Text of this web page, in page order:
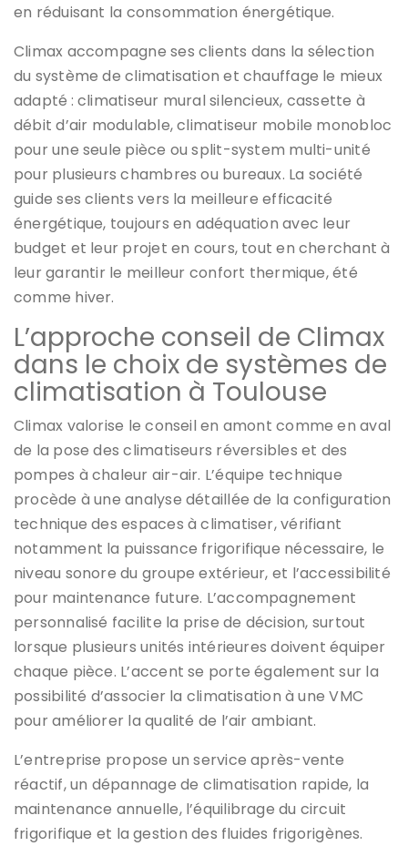
en réduisant la consommation énergétique.
Climax accompagne ses clients dans la sélection
du système de climatisation et chauffage le mieux
adapté : climatiseur mural silencieux, cassette à
débit d’air modulable, climatiseur mobile monobloc
pour une seule pièce ou split-system multi-unité
pour plusieurs chambres ou bureaux. La société
guide ses clients vers la meilleure efficacité
énergétique, toujours en adéquation avec leur
budget et leur projet en cours, tout en cherchant à
leur garantir le meilleur confort thermique, été
comme hiver.
L’approche conseil de Climax
dans le choix de systèmes de
climatisation à Toulouse
Climax valorise le conseil en amont comme en aval
de la pose des climatiseurs réversibles et des
pompes à chaleur air-air. L’équipe technique
procède à une analyse détaillée de la configuration
technique des espaces à climatiser, vérifiant
notamment la puissance frigorifique nécessaire, le
niveau sonore du groupe extérieur, et l’accessibilité
pour maintenance future. L’accompagnement
personnalisé facilite la prise de décision, surtout
lorsque plusieurs unités intérieures doivent équiper
chaque pièce. L’accent se porte également sur la
possibilité d’associer la climatisation à une VMC
pour améliorer la qualité de l’air ambiant.
L’entreprise propose un service après-vente
réactif, un dépannage de climatisation rapide, la
maintenance annuelle, l’équilibrage du circuit
frigorifique et la gestion des fluides frigorigènes.